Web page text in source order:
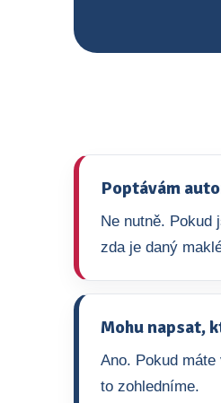
Poptávám
Ne nutně. Pokud
zda je daný
Mohu napsat,
Ano. Pokud
to zohledníme.